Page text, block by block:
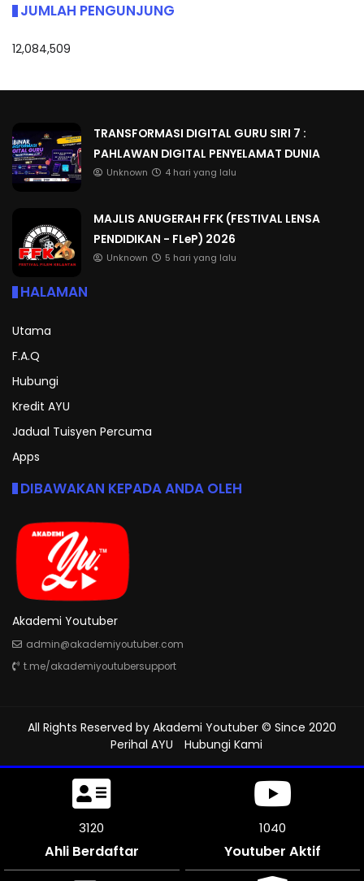
JUMLAH PENGUNJUNG
12,084,509
TRANSFORMASI DIGITAL GURU SIRI 7 :
PAHLAWAN DIGITAL PENYELAMAT DUNIA
Unknown 4 hari yang lalu
MAJLIS ANUGERAH FFK (FESTIVAL LENSA
PENDIDIKAN - FLeP) 2026
Unknown 5 hari yang lalu
HALAMAN
Utama
F.A.Q
Hubungi
Kredit AYU
Jadual Tuisyen Percuma
Apps
DIBAWAKAN KEPADA ANDA OLEH
Akademi Youtuber
admin@akademiyoutuber.com
t.me/akademiyoutubersupport
All Rights Reserved by Akademi Youtuber © Since 2020
Perihal AYU
Hubungi Kami
3540
Ahli Berdaftar
1180
Youtuber Aktif